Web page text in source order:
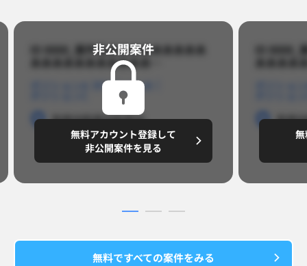
ID 8888_案件名あああああああああ
あああああああああああ…​
ポジションB
勤務地勤務地勤務地
～8,888,8888円/月
非公開案件​
無料アカウント登録して
非公開案件を見る
ID
勤務地
無料ですべての案件をみる